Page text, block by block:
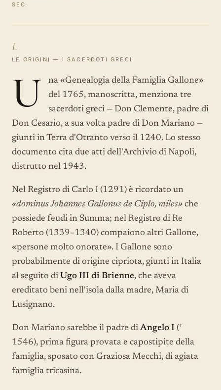
SEC.
I.
LE ORIGINI — I SACERDOTI GRECI
U
na «Genealogia della Famiglia Gallone»
del 1765, manoscritta, menziona tre
sacerdoti greci — Don Clemente, padre di
Don Cesario, a sua volta padre di Don Mariano —
giunti in Terra d'Otranto verso il 1240. Lo stesso
documento cita due atti dell'Archivio di Napoli,
distrutto nel 1943.
Nel Registro di Carlo I (1291) è ricordato un
«dominus Johannes Gallonus de Ciplo, miles» che
possiede feudi in Summa; nel Registro di Re
Roberto (1339–1340) compaiono altri Gallone,
«persone molto onorate». I Gallone sono
probabilmente di origine cipriota, giunti in Italia
al seguito di Ugo III di Brienne, che aveva
ereditato beni nell'isola dalla madre, Maria di
Lusignano.
Don Mariano sarebbe il padre di Angelo I (†
1546), prima figura provata e capostipite della
famiglia, sposato con Graziosa Mecchi, di agiata
famiglia tricasina.